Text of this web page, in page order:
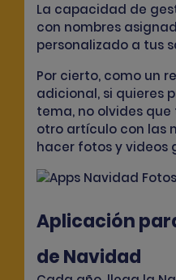
La capacidad de
con nombres
personalizado a tus
Por cierto, como un
adicional, si quieres
tema, no olvides
otro artículo con las
hacer fotos y videos
Aplicación
de Navidad